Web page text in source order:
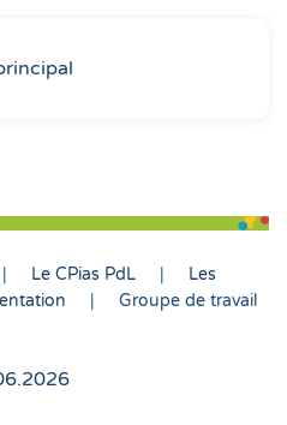
Le CPias PdL
Les
Groupe de travail